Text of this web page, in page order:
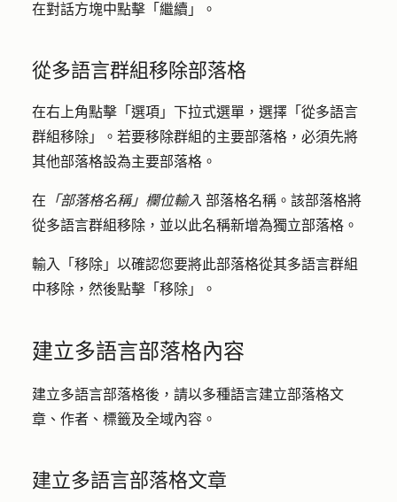
在對話方塊中點擊「 繼續 」。
從多語言群組移除部落格
在右上角點擊「 選項 」 下拉式選單， 選擇 「從多語言
群組移除 」。若要移除群組的主要部落格，必須先將
其他部落格設為主要部落格。
在 「部落格名稱」欄位輸入 部落格名稱 。該部落格將
從多語言群組移除，並以此名稱新增為獨立部落格。
輸入 「移除」以確認您要將此部落格從其多語言群組
中移除，然後點擊 「移除」 。
建立多語言部落格內容
建立多語言部落格後，請以多種語言建立部落格文
章、作者、標籤及全域內容。
建立多語言部落格文章